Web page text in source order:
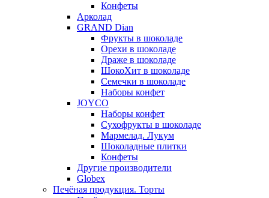
Конфеты
Арколад
GRAND Dian
Фрукты в шоколаде
Орехи в шоколаде
Драже в шоколаде
ШокоХит в шоколаде
Семечки в шоколаде
Наборы конфет
JOYCO
Наборы конфет
Сухофрукты в шоколаде
Мармелад. Лукум
Шоколадные плитки
Конфеты
Другие производители
Globex
Печёная продукция. Торты